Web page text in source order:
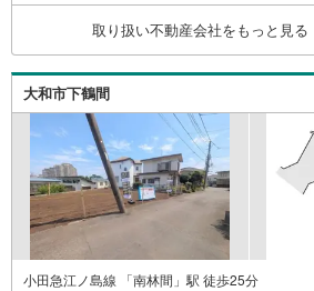
に感謝してこれからも楽しく素敵
す。お家探しを始めてみようと思
に東宝ハウス町田に相談してみま
客様のお問合せをお待ちしており
取り扱い不動産会社をもっと見る
大和市下鶴間
小田急江ノ島線 「南林間」駅 徒歩25分